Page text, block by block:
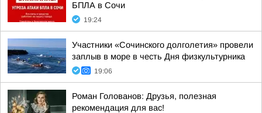
БПЛА в Сочи
19:24
Участники «Сочинского долголетия» провели
заплыв в море в честь Дня физкультурника
19:06
Роман Голованов: Друзья, полезная
рекомендация для вас!